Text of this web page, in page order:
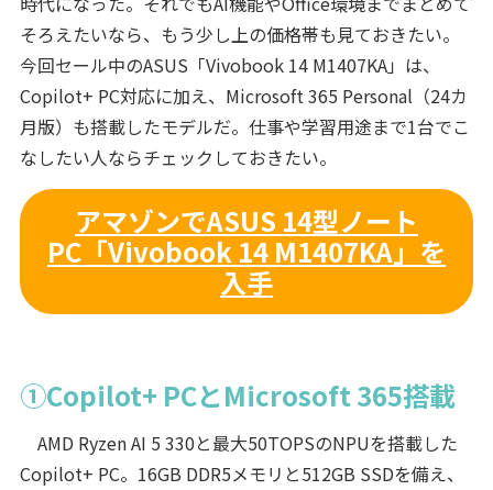
そろえたいなら、もう少し上の価格帯も見ておきたい。
今回セール中のASUS「Vivobook 14 M1407KA」は、
Copilot+ PC対応に加え、Microsoft 365 Personal（24カ
月版）も搭載したモデルだ。仕事や学習用途まで1台でこ
なしたい人ならチェックしておきたい。
アマゾンでASUS 14型ノート
PC「Vivobook 14 M1407KA」を
入手
①Copilot+ PCとMicrosoft 365搭載
AMD Ryzen AI 5 330と最大50TOPSのNPUを搭載した
Copilot+ PC。16GB DDR5メモリと512GB SSDを備え、